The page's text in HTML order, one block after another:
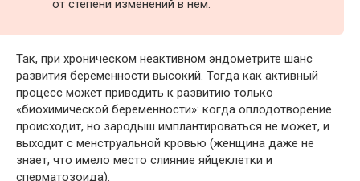
от степени изменений в нем.
Так, при хроническом неактивном эндометрите шанс
развития беременности высокий. Тогда как активный
процесс может приводить к развитию только
«биохимической беременности»: когда оплодотворение
происходит, но зародыш имплантироваться не может, и
выходит с менструальной кровью (женщина даже не
знает, что имело место слияние яйцеклетки и
сперматозоида).